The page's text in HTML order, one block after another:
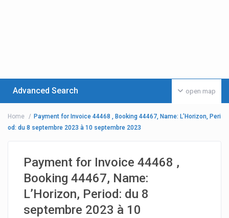
open map
Advanced Search
Home
Payment for Invoice 44468 , Booking 44467, Name: L’Horizon, Peri
od: du 8 septembre 2023 à 10 septembre 2023
Payment for Invoice 44468 ,
Booking 44467, Name:
L’Horizon, Period: du 8
septembre 2023 à 10